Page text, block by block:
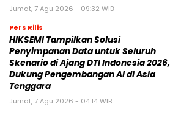
Jumat, 7 Agu 2026 - 09:32 WIB
Pers Rilis
HIKSEMI Tampilkan Solusi
Penyimpanan Data untuk Seluruh
Skenario di Ajang DTI Indonesia 2026,
Dukung Pengembangan AI di Asia
Tenggara
Jumat, 7 Agu 2026 - 04:14 WIB